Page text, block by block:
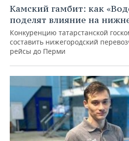
Камский гамбит: как
поделят влияние на
Конкуренцию татарстанской
составить нижегородский
рейсы до Перми